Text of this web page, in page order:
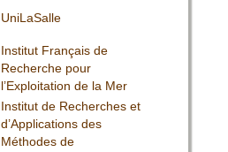
UniLaSalle
Institut Français de
Recherche pour
l’Exploitation de la Mer
Institut de Recherches et
d’Applications des
Méthodes de